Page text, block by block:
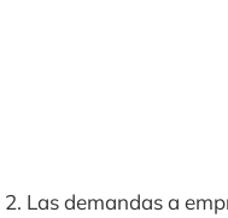
2. Las demandas a